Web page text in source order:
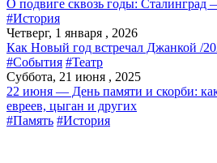
О подвиге сквозь годы:
#История
Четверг, 1 января , 2026
Как Новый год встречал Джанкой /
#События #Театр
Суббота, 21 июня , 2025
22 июня — День памяти и скорби:
евреев, цыган и других
#Память #История